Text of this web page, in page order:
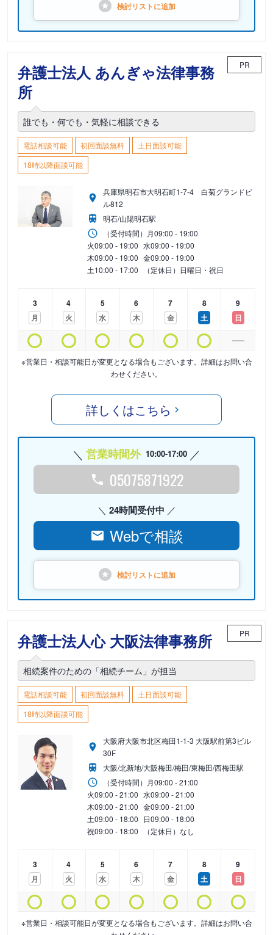
検討リストに追加
弁護士法人 あんぎゃ法律事務
所
PR
誰でも・何でも・気軽に相談できる
電話相談可能 初回面談無料
土日面談可能
18時以降面談可能
兵庫県明石市大明石町1-7-4 白菊グランドビ
ル812
明石/山陽明石駅
（受付時間） 月09:00 - 19:00
火09:00 - 19:00 水09:00 - 19:00
木09:00 - 19:00 金09:00 - 19:00
土10:00 - 17:00 （定休日）日曜日・祝日
3
月
4
火
5
水
6
木
7
金
8
土
9
日
※営業日・相談可能日が変更となる場合もございます。詳細はお問い合
わせください。
詳しくはこちら
営業時間外 10:00-17:00
05075871922
24時間受付中
Webで相談
検討リストに追加
弁護士法人心 大阪法律事務所 PR
相続案件のための「相続チーム」が担当
電話相談可能 初回面談無料
土日面談可能
18時以降面談可能
大阪府大阪市北区梅田1-1-3 大阪駅前第3ビル
30F
大阪/北新地/大阪梅田/梅田/東梅田/西梅田駅
（受付時間） 月09:00 - 21:00
火09:00 - 21:00 水09:00 - 21:00
木09:00 - 21:00 金09:00 - 21:00
土09:00 - 18:00 日09:00 - 18:00
祝09:00 - 18:00 （定休日）なし
3
月
4
火
5
水
6
木
7
金
8
土
9
日
※営業日・相談可能日が変更となる場合もございます。詳細はお問い合